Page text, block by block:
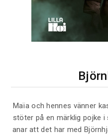
Maïa och hennes vänner
stöter på en märklig pojke
anar att det har med